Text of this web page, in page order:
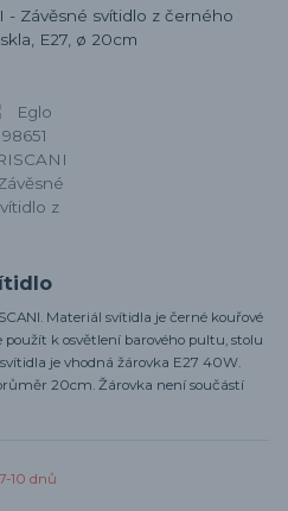
Materiál svítidla je černé kouřové
k osvětlení barového pultu, stolu
je vhodná žárovka E27 40W.
20cm. Žárovka není součástí
10 dnů